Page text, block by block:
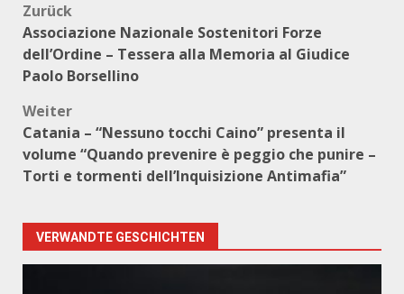
Beitragsnavigation
Zurück
Associazione Nazionale Sostenitori Forze
dell’Ordine – Tessera alla Memoria al Giudice
Paolo Borsellino
Weiter
Catania – “Nessuno tocchi Caino” presenta il
volume “Quando prevenire è peggio che punire –
Torti e tormenti dell’Inquisizione Antimafia”
VERWANDTE GESCHICHTEN